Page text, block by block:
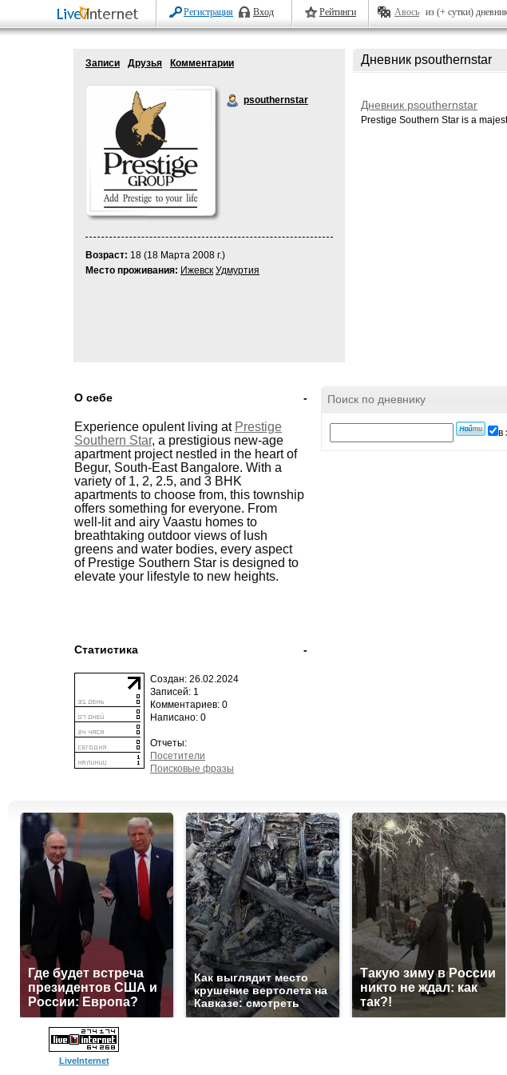
Регистрация Вход Рейтинги Авось из (+ сутки)
Записи Друзья Комментарии
psouthernstar
Возраст: 18 (18 Марта 2008 г.)
Место проживания: Ижевск Удмуртия
Дневник psouthernstar
Дневник psouthernstar
Prestige Southern Star is a
-
О себе
Experience opulent living at Prestige
Southern Star, a prestigious new-age
apartment project nestled in the heart of
Begur, South-East Bangalore. With a
variety of 1, 2, 2.5, and 3 BHK
apartments to choose from, this township
offers something for everyone. From
well-lit and airy Vaastu homes to
breathtaking outdoor views of lush
greens and water bodies, every aspect
of Prestige Southern Star is designed to
elevate your lifestyle to new heights.
-
Статистика
Создан: 26.02.2024
Записей: 1
Комментариев: 0
Написано: 0
Отчеты:
Посетители
Поисковые фразы
Поиск по дневнику
в
Где будет встреча
президентов США и
России: Европа?
Как выглядит место
крушение вертолета на
Кавказе: смотреть
Такую зиму в России
никто не ждал: как
так?!
LiveInternet